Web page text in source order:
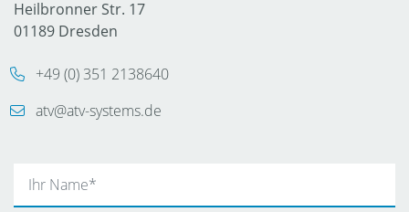
Heilbronner Str. 17
01189 Dresden
+49 (0) 351 2138640
atv@atv-systems.de